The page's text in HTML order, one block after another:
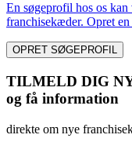
En søgeprofil hos os
franchisekæder. Opret
OPRET SØGEPROFIL
TILMELD DIG
og få information
direkte om nye